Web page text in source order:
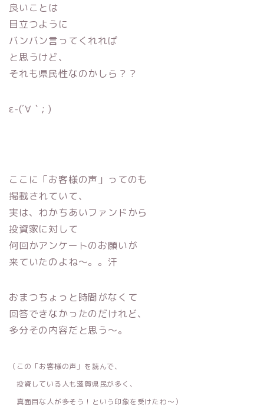
良いことは
目立つように
バンバン言ってくれれば
と思うけど、
それも県民性なのかしら？？
ε-(´∀｀; )
ここに「お客様の声」ってのも
掲載されていて、
実は、わかちあいファンドから
投資家に対して
何回かアンケートのお願いが
来ていたのよね〜。。汗
おまつちょっと時間がなくて
回答できなかったのだけれど、
多分その内容だと思う〜。
（この「お客様の声」を読んで、
投資している人も滋賀県民が多く、
真面目な人が多そう！ という印象を受けたわ〜）